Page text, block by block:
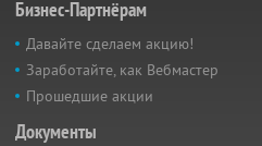
Бизнес-Партнёрам
Давайте сделаем акцию!
Заработайте, как Вебмастер
Прошедшие акции
Документы